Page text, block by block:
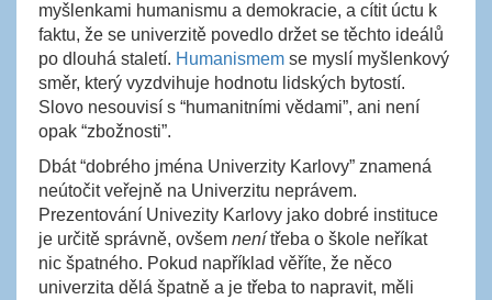
myšlenkami humanismu a demokracie, a cítit úctu k
faktu, že se univerzitě povedlo držet se těchto ideálů
po dlouhá staletí. Humanismem se myslí myšlenkový
směr, který vyzdvihuje hodnotu lidských bytostí.
Slovo nesouvisí s “humanitními vědami”, ani není
opak “zbožnosti”.
Dbát “dobrého jména Univerzity Karlovy” znamená
neútočit veřejně na Univerzitu neprávem.
Prezentování Univezity Karlovy jako dobré instituce
je určitě správně, ovšem nenítřeba o škole neříkat
nic špatného. Pokud například věříte, že něco
univerzita dělá špatně a je třeba to napravit, měli